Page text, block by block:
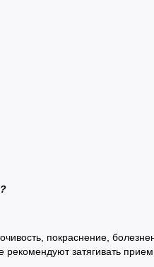
покраснение,
затягивать